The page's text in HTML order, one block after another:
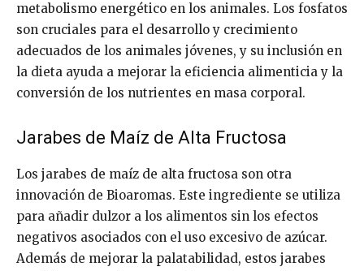
metabolismo energético en los animales. Los fosfatos
son cruciales para el desarrollo y crecimiento
adecuados de los animales jóvenes, y su inclusión en
la dieta ayuda a mejorar la eficiencia alimenticia y la
conversión de los nutrientes en masa corporal.
Jarabes de Maíz de Alta Fructosa
Los jarabes de maíz de alta fructosa son otra
innovación de Bioaromas. Este ingrediente se utiliza
para añadir dulzor a los alimentos sin los efectos
negativos asociados con el uso excesivo de azúcar.
Además de mejorar la palatabilidad, estos jarabes